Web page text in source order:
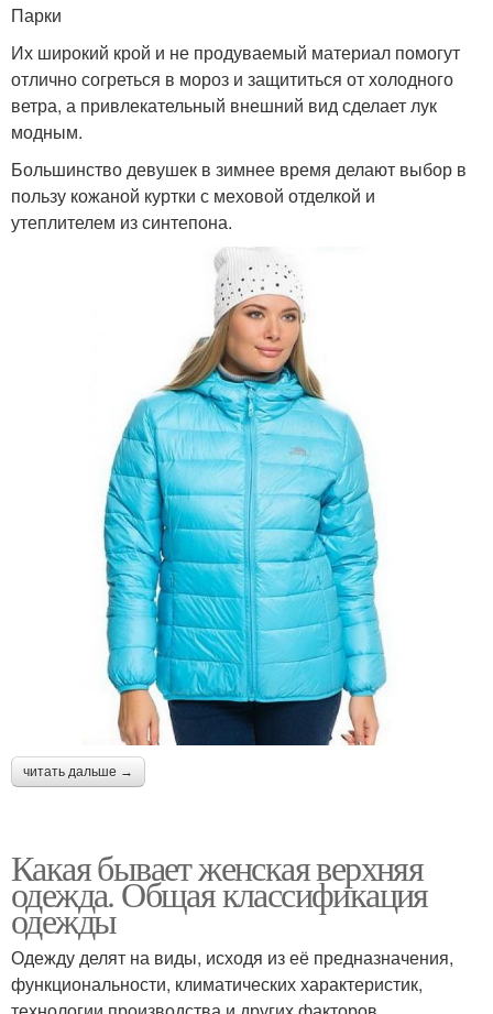
Парки
Их широкий крой и не продуваемый материал помогут
отлично согреться в мороз и защититься от холодного
ветра, а привлекательный внешний вид сделает лук
модным.
Большинство девушек в зимнее время делают выбор в
пользу кожаной куртки с меховой отделкой и
утеплителем из синтепона.
читать дальше →
Какая бывает женская верхняя
одежда. Общая классификация
одежды
Одежду делят на виды, исходя из её предназначения,
функциональности, климатических характеристик,